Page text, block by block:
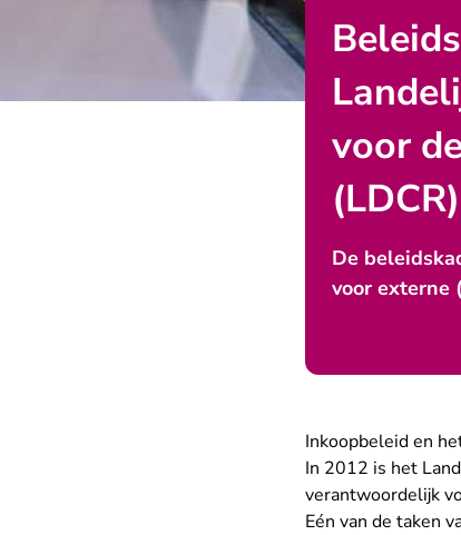
voor
(LDCR)
De
voor externe
Inkoopbeleid en
In 2012 is het
verantwoordelijk
Eén van de taken